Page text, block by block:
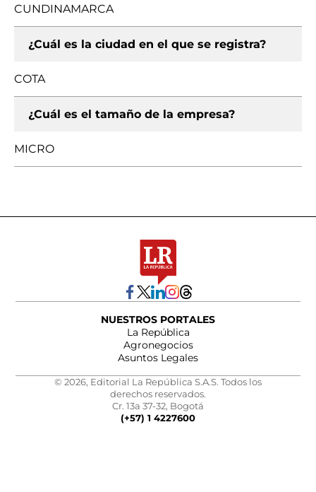
CUNDINAMARCA
¿Cuál es la ciudad en el que se registra?
COTA
¿Cuál es el tamaño de la empresa?
MICRO
NUESTROS PORTALES
La República
Agronegocios
Asuntos Legales
© 2026, Editorial La República S.A.S. Todos los
derechos reservados.
Cr. 13a 37-32, Bogotá
(+57) 1 4227600